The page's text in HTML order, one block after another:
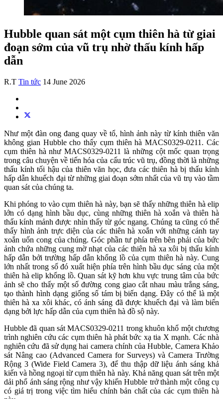
Hubble quan sát một cụm thiên hà từ giai
đoạn sớm của vũ trụ nhờ thấu kính hấp
dẫn
R.T Tin tức 14 June 2026
Như một đàn ong đang quay về tổ, hình ảnh này từ kính thiên văn
không gian Hubble cho thấy cụm thiên hà MACS0329-0211. Các
cụm thiên hà như MACS0329-0211 là những cột mốc quan trọng
trong câu chuyện về tiến hóa của cấu trúc vũ trụ, đồng thời là những
thấu kính tối hậu của thiên văn học, đưa các thiên hà bị thấu kính
hấp dẫn khuếch đại từ những giai đoạn sớm nhất của vũ trụ vào tầm
quan sát của chúng ta.
Khi phóng to vào cụm thiên hà này, bạn sẽ thấy những thiên hà elip
lớn có dạng hình bầu dục, cùng những thiên hà xoắn và thiên hà
thấu kính mảnh được nhìn thấy từ góc ngang. Chúng ta cũng có thể
thấy hình ảnh trực diện của các thiên hà xoắn với những cánh tay
xoắn uốn cong của chúng. Góc phần tư phía trên bên phải của bức
ảnh chứa những cung mờ nhạt của các thiên hà xa xôi bị thấu kính
hấp dẫn bởi trường hấp dẫn khổng lồ của cụm thiên hà này. Cung
lớn nhất trong số đó xuất hiện phía trên hình bầu dục sáng của một
thiên hà elip khổng lồ. Quan sát kỹ hơn khu vực trung tâm của bức
ảnh sẽ cho thấy một số đường cong giao cắt nhau màu trắng sáng,
tạo thành hình dạng giống số tám bị biến dạng. Đây có thể là một
thiên hà xa xôi khác, có ánh sáng đã được khuếch đại và làm biến
dạng bởi lực hấp dẫn của cụm thiên hà đồ sộ này.
Hubble đã quan sát MACS0329-0211 trong khuôn khổ một chương
trình nghiên cứu các cụm thiên hà phát bức xạ tia X mạnh. Các nhà
nghiên cứu đã sử dụng hai camera chính của Hubble, Camera Khảo
sát Nâng cao (Advanced Camera for Surveys) và Camera Trường
Rộng 3 (Wide Field Camera 3), để thu thập dữ liệu ánh sáng khả
kiến và hồng ngoại từ cụm thiên hà này. Khả năng quan sát trên một
dải phổ ánh sáng rộng như vậy khiến Hubble trở thành một công cụ
có giá trị trong việc tìm hiểu chính bản chất của các cụm thiên hà